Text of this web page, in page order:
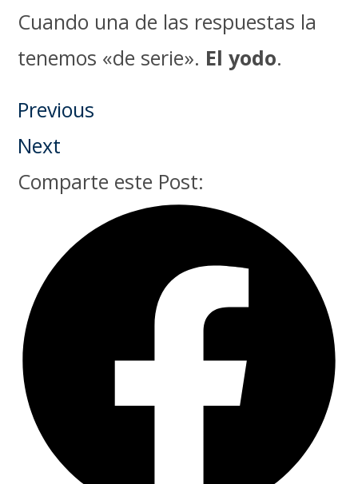
Cuando una de las respuestas la
tenemos «de serie». El yodo.
Previous
Next
Comparte este Post: